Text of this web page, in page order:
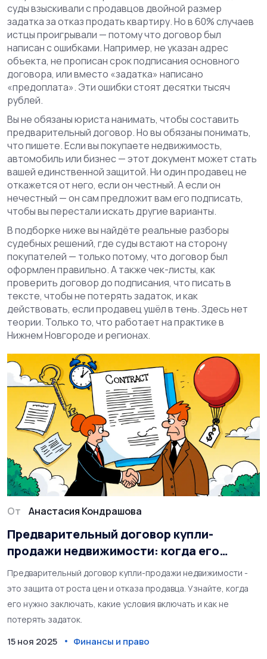
суды взыскивали с продавцов двойной размер
задатка за отказ продать квартиру. Но в 60% случаев
истцы проигрывали — потому что договор был
написан с ошибками. Например, не указан адрес
объекта, не прописан срок подписания основного
договора, или вместо «задатка» написано
«предоплата». Эти ошибки стоят десятки тысяч
рублей.
Вы не обязаны юриста нанимать, чтобы составить
предварительный договор. Но вы обязаны понимать,
что пишете. Если вы покупаете недвижимость,
автомобиль или бизнес — этот документ может стать
вашей единственной защитой. Ни один продавец не
откажется от него, если он честный. А если он
нечестный — он сам предложит вам его подписать,
чтобы вы перестали искать другие варианты.
В подборке ниже вы найдёте реальные разборы
судебных решений, где суды встают на сторону
покупателей — только потому, что договор был
оформлен правильно. А также чек-листы, как
проверить договор до подписания, что писать в
тексте, чтобы не потерять задаток, и как
действовать, если продавец ушёл в тень. Здесь нет
теории. Только то, что работает на практике в
Нижнем Новгороде и регионах.
От Анастасия Кондрашова
Предварительный договор купли-
продажи недвижимости: когда его
нужно заключать
Предварительный договор купли-продажи недвижимости -
это защита от роста цен и отказа продавца. Узнайте, когда
его нужно заключать, какие условия включать и как не
потерять задаток.
15 ноя 2025 Финансы и право